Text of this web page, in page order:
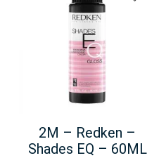
Oils
-
60ML
aantal
2M – Redken –
Shades EQ – 60ML